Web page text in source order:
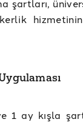
şartları,
1 ay kışla